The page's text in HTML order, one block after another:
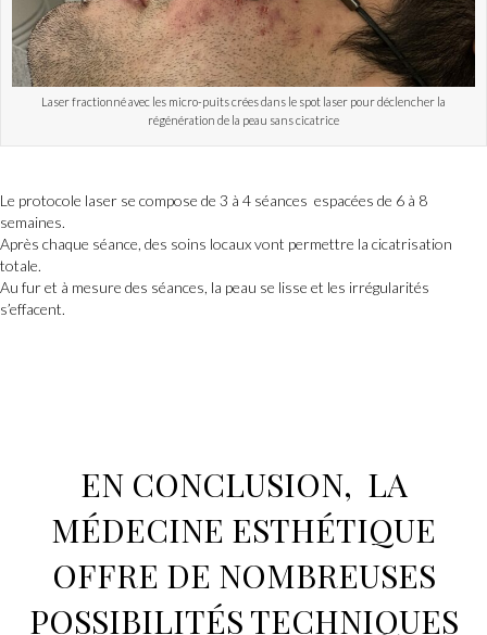
Laser fractionné avec les micro-puits crées dans le spot laser pour déclencher la
régénération de la peau sans cicatrice
Le protocole laser se compose de 3 à 4 séances espacées de 6 à 8
semaines.
Après chaque séance, des soins locaux vont permettre la cicatrisation
totale.
Au fur et à mesure des séances, la peau se lisse et les irrégularités
s’effacent.
EN CONCLUSION, LA
MÉDECINE ESTHÉTIQUE
OFFRE DE NOMBREUSES
POSSIBILITÉS TECHNIQUES